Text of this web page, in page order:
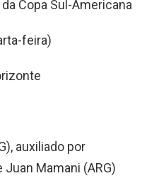
Copa Sul-Americana
feira)
auxiliado por
Juan Mamani (ARG)